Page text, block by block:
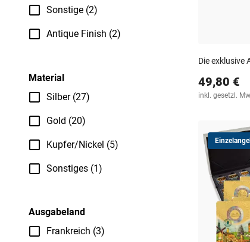
Sonstige (2)
Antique Finish (2)
Material
Silber (27)
Gold (20)
Kupfer/Nickel (5)
Sonstiges (1)
Ausgabeland
Frankreich (3)
Die exklusive
49,80 €
inkl. gesetzl.